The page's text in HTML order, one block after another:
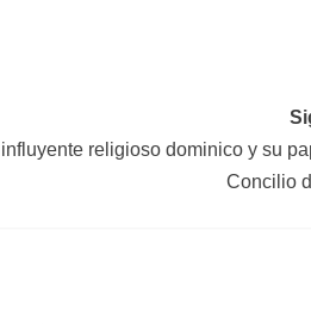
religioso dominico y su
Concilio